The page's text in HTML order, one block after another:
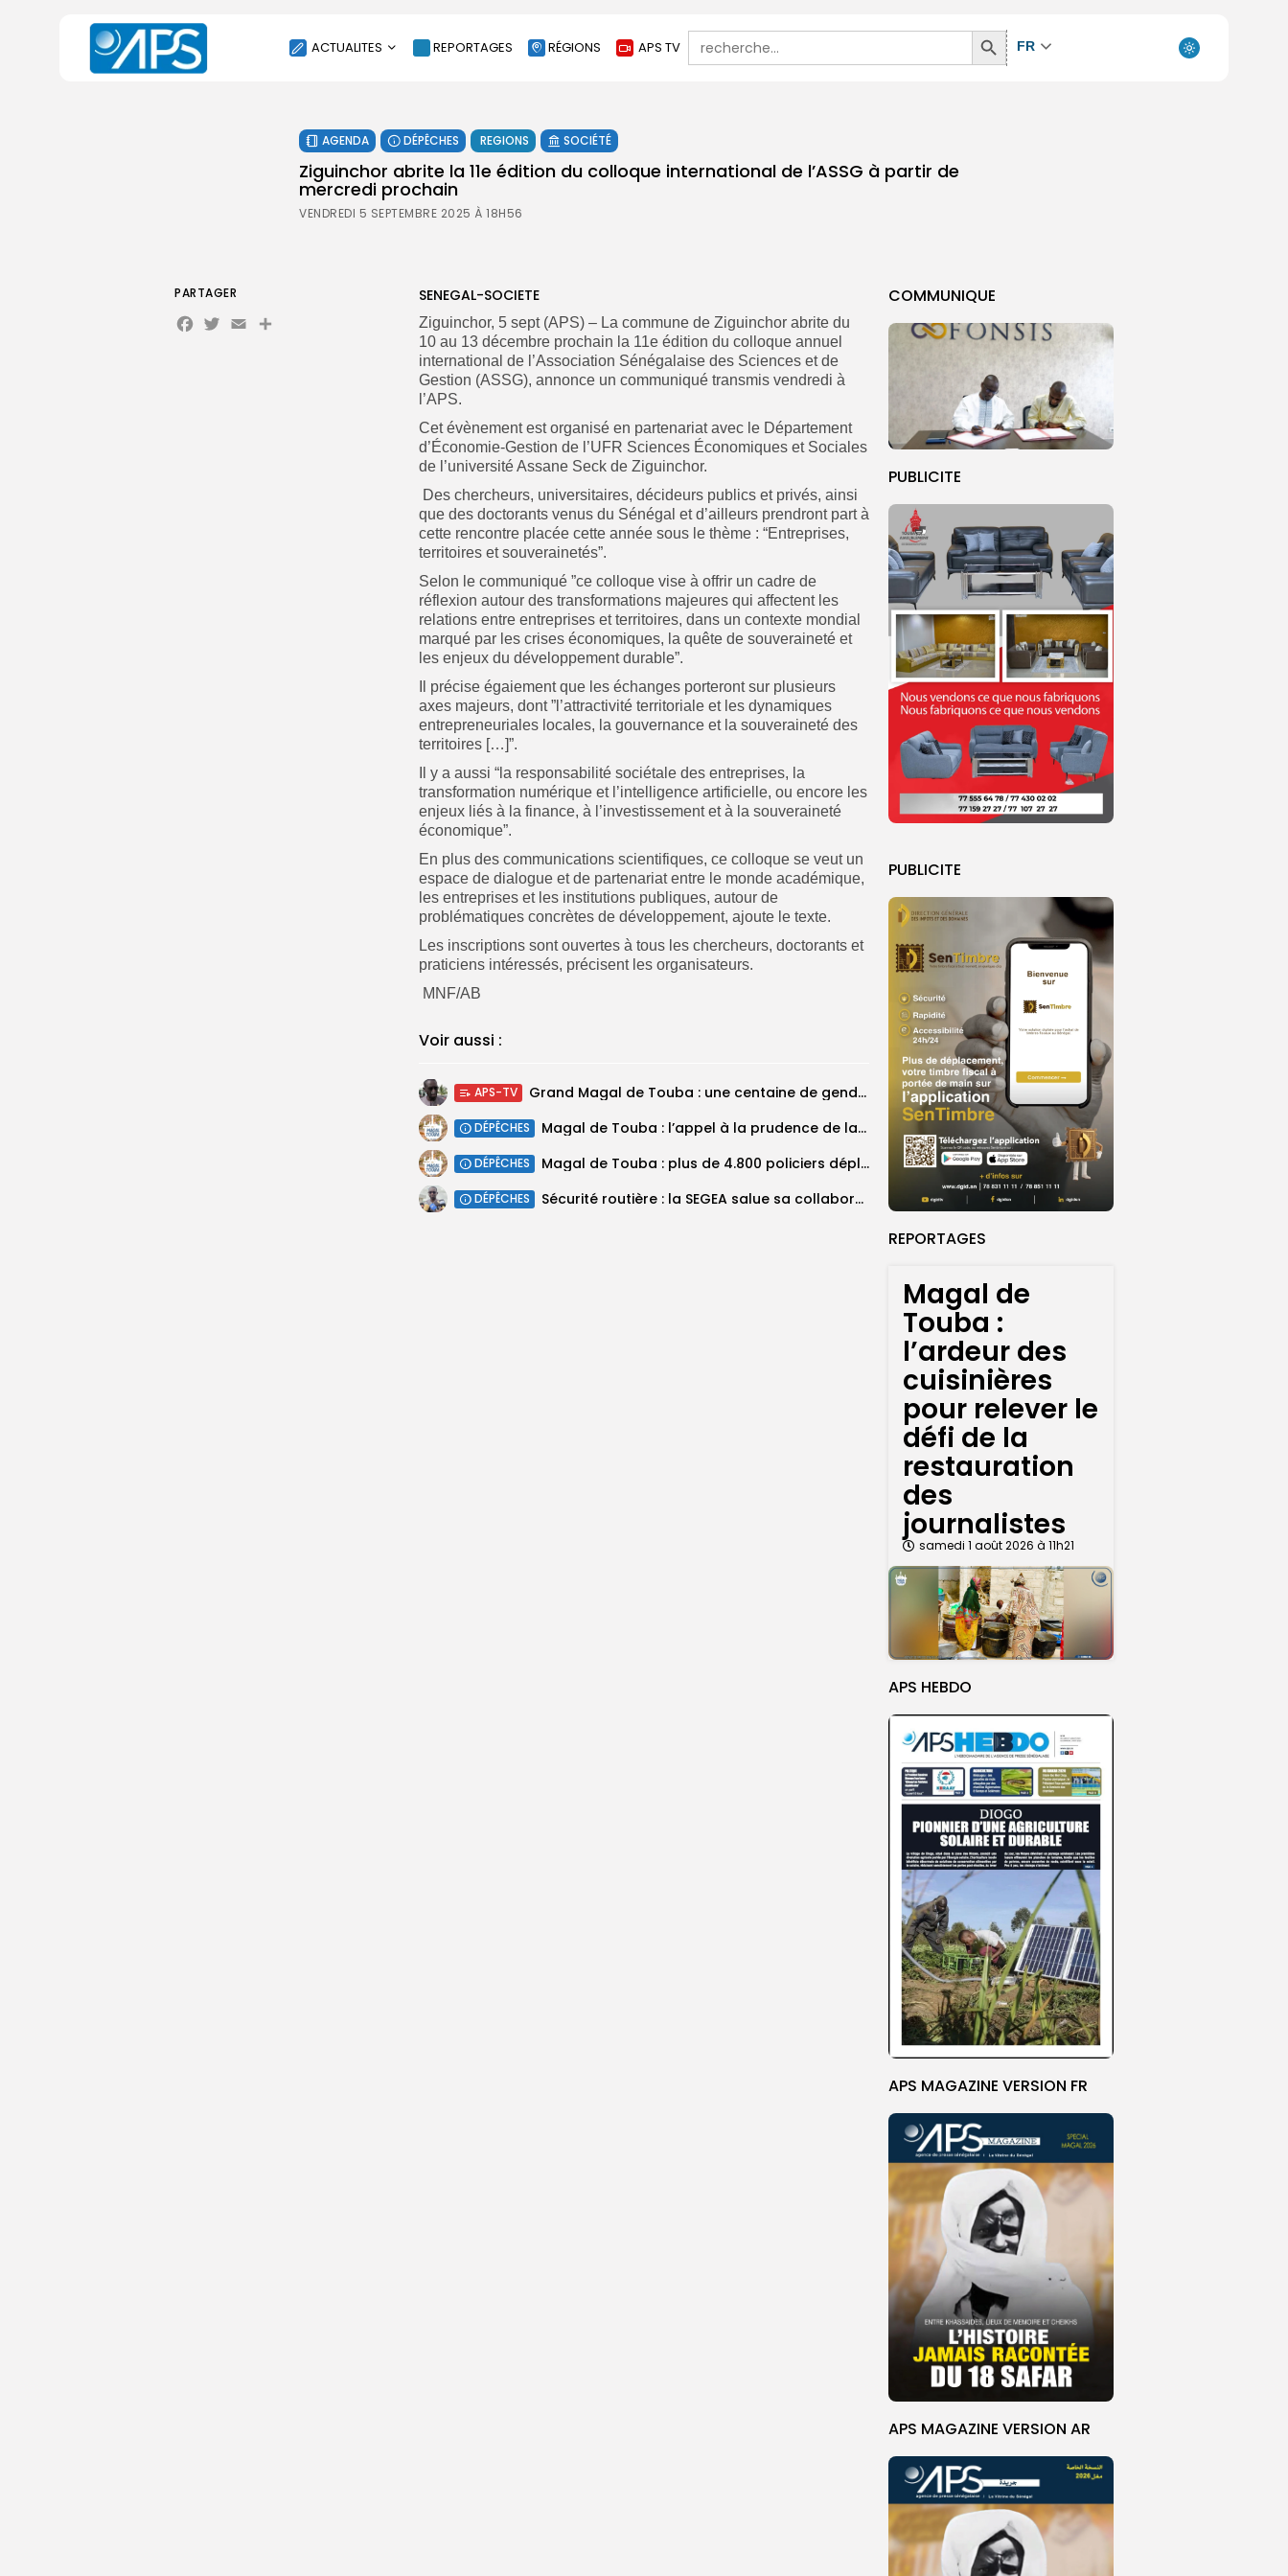
ACTUALITES
SOCIÉTÉ
ÉCONOMIE
CULTURE
REPORTAGES RÉGIONS APS TV
Search
for:
Search
Button
FR
AGENDA DÉPÊCHES REGIONS SOCIÉTÉ
Ziguinchor abrite la 11e édition du colloque international de l’ASSG à partir de
mercredi prochain
VENDREDI 5 SEPTEMBRE 2025 À 18H56
COMMUNIQUE
PUBLICITE
PUBLICITE
REPORTAGES
Magal de
Touba :
l’ardeur des
cuisinières
pour relever le
défi de la
restauration
des
journalistes
samedi 1 août 2026 à 11h21
APS HEBDO
APS MAGAZINE VERSION FR
APS MAGAZINE VERSION AR
SENEGAL-SOCIETE
Ziguinchor, 5 sept (APS) – La commune de Ziguinchor abrite du
10 au 13 décembre prochain la 11e édition du colloque annuel
international de l’Association Sénégalaise des Sciences et de
Gestion (ASSG), annonce un communiqué transmis vendredi à
l’APS.
Cet évènement est organisé en partenariat avec le Département
d’Économie-Gestion de l’UFR Sciences Économiques et Sociales
de l’université Assane Seck de Ziguinchor.
Des chercheurs, universitaires, décideurs publics et privés, ainsi
que des doctorants venus du Sénégal et d’ailleurs prendront part à
cette rencontre placée cette année sous le thème : “Entreprises,
territoires et souverainetés”.
Selon le communiqué ”ce colloque vise à offrir un cadre de
réflexion autour des transformations majeures qui affectent les
relations entre entreprises et territoires, dans un contexte mondial
marqué par les crises économiques, la quête de souveraineté et
les enjeux du développement durable”.
Il précise égaiement que les échanges porteront sur plusieurs
axes majeurs, dont ”l’attractivité territoriale et les dynamiques
entrepreneuriales locales, la gouvernance et la souveraineté des
territoires […]”.
Il y a aussi “la responsabilité sociétale des entreprises, la
transformation numérique et l’intelligence artificielle, ou encore les
enjeux liés à la finance, à l’investissement et à la souveraineté
économique”.
En plus des communications scientifiques, ce colloque se veut un
espace de dialogue et de partenariat entre le monde académique,
les entreprises et les institutions publiques, autour de
problématiques concrètes de développement, ajoute le texte.
Les inscriptions sont ouvertes à tous les chercheurs, doctorants et
praticiens intéressés, précisent les organisateurs.
MNF/AB
Voir aussi :
APS-TV Grand Magal de Touba : une centaine de gendarmes mobilisés sur les...
DÉPÊCHES Magal de Touba : l’appel à la prudence de la Police sur...
DÉPÊCHES Magal de Touba : plus de 4.800 policiers déployés pour sécuriser les...
DÉPÊCHES Sécurité routière : la SEGEA salue sa collaboration avec la gendarmerie, sur...
PARTAGER
Facebook
Twitter
Email